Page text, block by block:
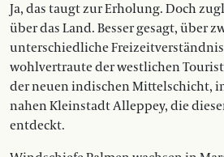
Ja, das taugt zur Erholung. Doch
über das Land. Besser gesagt, über
unterschiedliche
wohlvertraute der westlichen
der neuen indischen Mittelschicht,
nahen Kleinstadt Alleppey, die
entdeckt.